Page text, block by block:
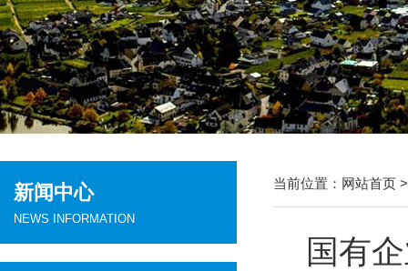
新闻中心
NEWS INFORMATION
当前位置： 网站首页
国有